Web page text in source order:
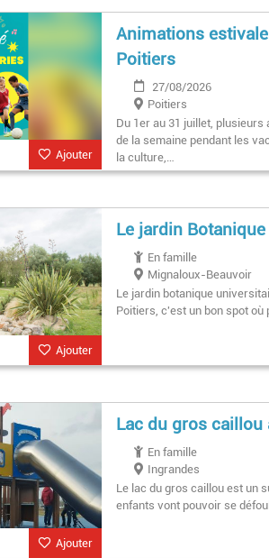
Ajouter
Animations
Poitiers
27/08/2026
Poitiers
Du 1er au 31 juillet,
de la semaine pendant les
la culture,…
Ajouter
Le jardin
En famille
Mignaloux-Beauvoir
Le jardin botanique
Poitiers, c'est un bon spot où
Ajouter
Lac du gros caillou
En famille
Ingrandes
Le lac du gros caillou est un
enfants vont pouvoir se